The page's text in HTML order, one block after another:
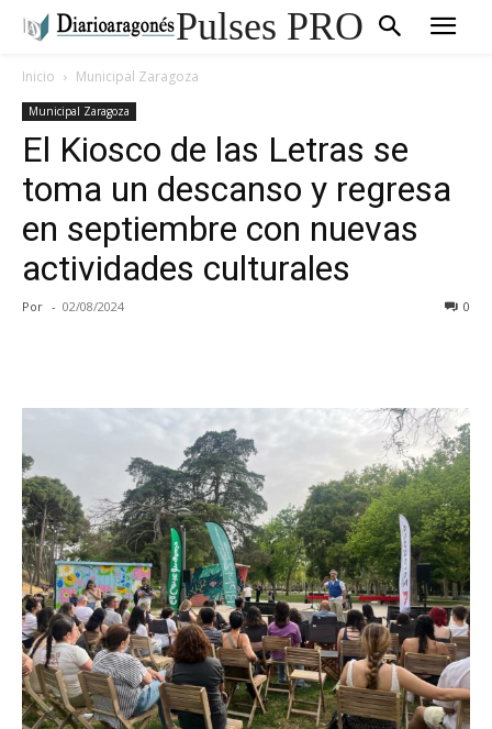
Pulses PRO
Inicio Municipal Zaragoza
Municipal Zaragoza
El Kiosco de las Letras se
toma un descanso y regresa
en septiembre con nuevas
actividades culturales
Por - 02/08/2024 0